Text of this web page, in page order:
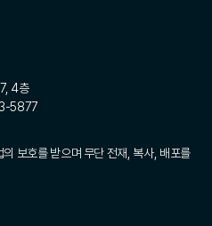
4층
5877
보호를 받으며 무단 전재, 복사, 배포를